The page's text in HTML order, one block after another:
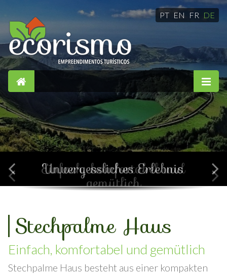
PT EN FR DE
Einfach, komfortabel und
gemütlich
Stechpalme Haus
Einfach, komfortabel und gemütlich